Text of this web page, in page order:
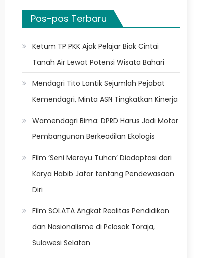
Pos-pos Terbaru
Ketum TP PKK Ajak Pelajar Biak Cintai
Tanah Air Lewat Potensi Wisata Bahari
Mendagri Tito Lantik Sejumlah Pejabat
Kemendagri, Minta ASN Tingkatkan Kinerja
Wamendagri Bima: DPRD Harus Jadi Motor
Pembangunan Berkeadilan Ekologis
Film ‘Seni Merayu Tuhan’ Diadaptasi dari
Karya Habib Jafar tentang Pendewasaan
Diri
Film SOLATA Angkat Realitas Pendidikan
dan Nasionalisme di Pelosok Toraja,
Sulawesi Selatan